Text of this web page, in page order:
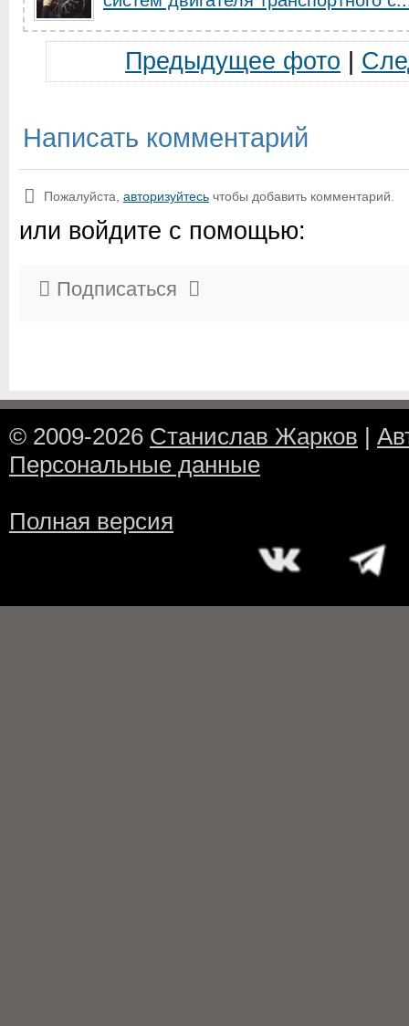
Предыдущее фото
Написать комментарий
Пожалуйста, авторизуйтесь чтобы добавить комментарий.
или войдите с помощью:
Подписаться
© 2009-2026 Станислав Жарков |
Персональные данные
Полная версия